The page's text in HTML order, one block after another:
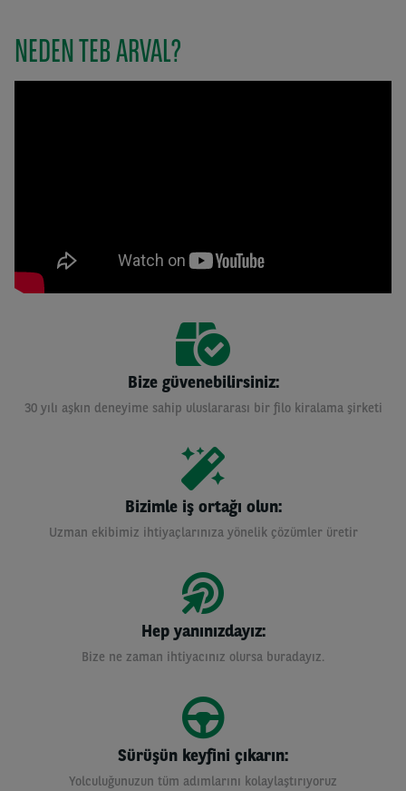
NEDEN TEB ARVAL?
Bize güvenebilirsiniz:
30 yılı aşkın deneyime sahip uluslararası bir filo kiralama şirketi
Bizimle iş ortağı olun:
Uzman ekibimiz ihtiyaçlarınıza yönelik çözümler üretir
Hep yanınızdayız:
Bize ne zaman ihtiyacınız olursa buradayız.
Sürüşün keyfini çıkarın:
Yolculuğunuzun tüm adımlarını kolaylaştırıyoruz